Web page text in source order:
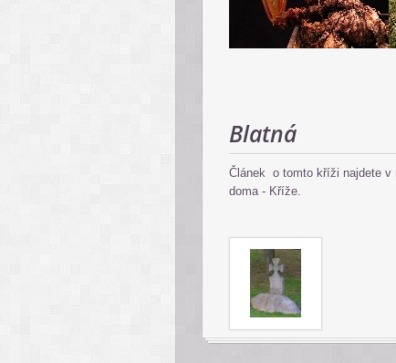
Blatná
Článek o tomto kříži najdete v
doma - Kříže.